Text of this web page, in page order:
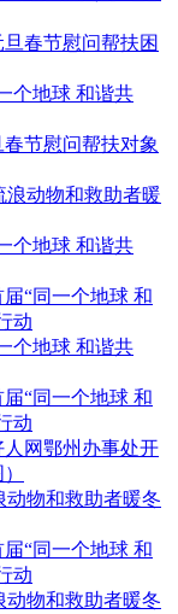
春节慰问帮扶困
个地球 和谐共
节慰问帮扶对象
浪动物和救助者暖
个地球 和谐共
“同一个地球 和
动
个地球 和谐共
“同一个地球 和
动
网鄂州办事处开
动物和救助者暖冬
“同一个地球 和
动
动物和救助者暖冬